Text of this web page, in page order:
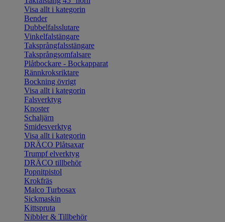
Visa allt i kategorin
Bender
Dubbelfalsslutare
Vinkelfalstängare
Taksprångfalsstängare
Taksprångsomfalsare
Plåtbockare - Bockapparat
Rännkroksriktare
Bockning övrigt
Visa allt i kategorin
Falsverktyg
Knoster
Schaljärn
Smidesverktyg
Visa allt i kategorin
DRÄCO Plåtsaxar
Trumpf elverktyg
DRÄCO tillbehör
Popnitpistol
Krokfräs
Malco Turbosax
Sickmaskin
Kittspruta
Nibbler & Tillbehör